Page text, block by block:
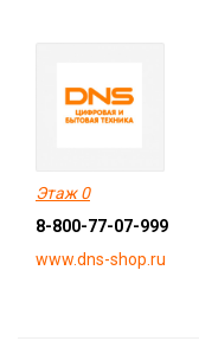
Этаж 0
8-800-77-07-999
www.dns-shop.ru